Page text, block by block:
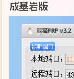
成基岩版